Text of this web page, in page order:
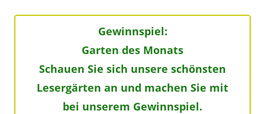
Gewinnspiel:
Garten des Monats
Schauen Sie sich unsere schönsten
Lesergärten an und machen Sie mit
bei unserem Gewinnspiel.